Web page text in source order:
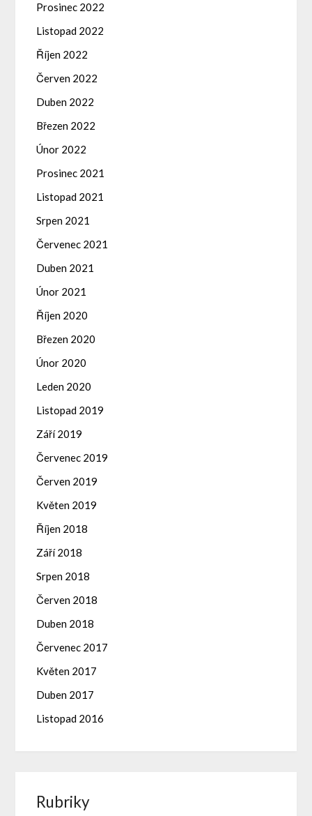
Prosinec 2022
Listopad 2022
Říjen 2022
Červen 2022
Duben 2022
Březen 2022
Únor 2022
Prosinec 2021
Listopad 2021
Srpen 2021
Červenec 2021
Duben 2021
Únor 2021
Říjen 2020
Březen 2020
Únor 2020
Leden 2020
Listopad 2019
Září 2019
Červenec 2019
Červen 2019
Květen 2019
Říjen 2018
Září 2018
Srpen 2018
Červen 2018
Duben 2018
Červenec 2017
Květen 2017
Duben 2017
Listopad 2016
Rubriky